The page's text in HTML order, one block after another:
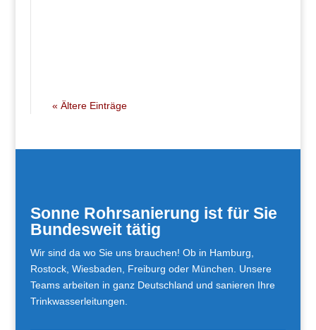
« Ältere Einträge
Sonne Rohrsanierung ist für Sie
Bundesweit tätig
Wir sind da wo Sie uns brauchen! Ob in Hamburg,
Rostock, Wiesbaden, Freiburg oder München. Unsere
Teams arbeiten in ganz Deutschland und sanieren Ihre
Trinkwasserleitungen.